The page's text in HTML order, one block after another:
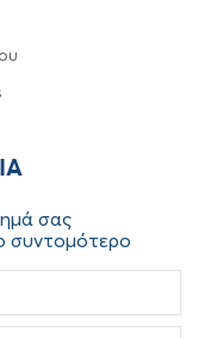
σας
συντομότερο